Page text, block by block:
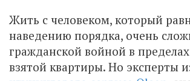
Жить с человеком, который
наведению порядка, очень
гражданской войной в
взятой квартиры. Но эксперты